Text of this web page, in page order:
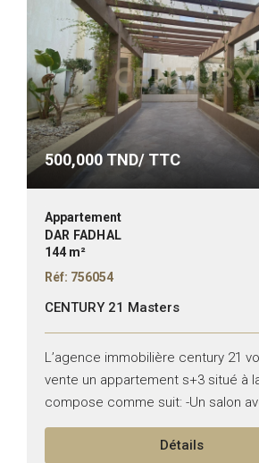
500,000 TND/ TTC
Appartement
DAR FADHAL
144 m²
Réf: 756054
CENTURY 21 Masters
L’agence immobilière century 21
vente un appartement s+3 situé à
compose comme suit: -Un salon
terrasse. -Une suite parentale. -
Détails